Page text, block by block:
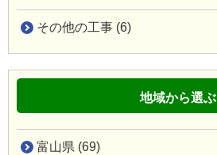
その他の工事 (6)
地域から選ぶ
富山県 (69)